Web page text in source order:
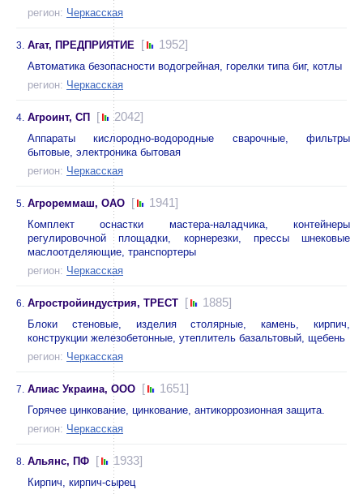
регион: Черкасская
3. Агат, ПРЕДПРИЯТИЕ [ 1952]
Автоматика безопасности водогрейная, горелки типа биг, котлы
регион: Черкасская
4. Агроинт, СП [ 2042]
Аппараты кислородно-водородные сварочные, фильтры
бытовые, электроника бытовая
регион: Черкасская
5. Агрореммаш, ОАО [ 1941]
Комплект оснастки мастера-наладчика, контейнеры
регулировочной площадки, корнерезки, прессы шнековые
маслоотделяющие, транспортеры
регион: Черкасская
6. Агростройиндустрия, ТРЕСТ [ 1885]
Блоки стеновые, изделия столярные, камень, кирпич,
конструкции железобетонные, утеплитель базальтовый, щебень
регион: Черкасская
7. Алиас Украина, ООО [ 1651]
Горячее цинкование, цинкование, антикоррозионная защита.
регион: Черкасская
8. Альянс, ПФ [ 1933]
Кирпич, кирпич-сырец